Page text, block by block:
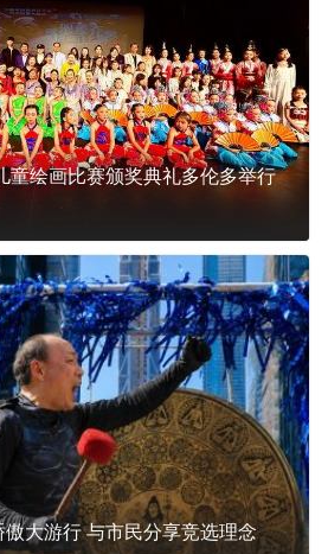
童绘画比赛颁奖典礼多伦多举行
大游行 与市民分享竞选理念